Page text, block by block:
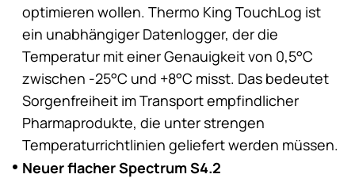
optimieren wollen. Thermo King TouchLog ist
ein unabhängiger Datenlogger, der die
Temperatur mit einer Genauigkeit von 0,5°C
zwischen -25°C und +8°C misst. Das bedeutet
Sorgenfreiheit im Transport empfindlicher
Pharmaprodukte, die unter strengen
Temperaturrichtlinien geliefert werden müssen.
Neuer flacher Spectrum S4.2